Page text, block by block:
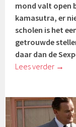
mond valt open
kamasutra, er
scholen is het
getrouwde
daar dan de
Lees verder →